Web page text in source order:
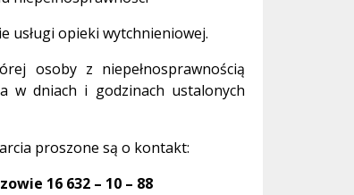
usługi opieki wytchnieniowej.
osoby z niepełnosprawnością
w dniach i godzinach ustalonych
proszone są o kontakt:
16 632 – 10 – 88